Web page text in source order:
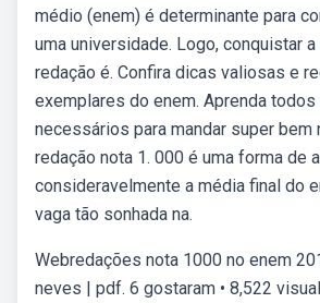
médio (enem) é determinante para
uma universidade. Logo, conquistar
redação é. Confira dicas valiosas e
exemplares do enem. Aprenda
necessários para mandar super bem
redação nota 1. 000 é uma forma de
consideravelmente a média final do
vaga tão sonhada na.
Webredações nota 1000 no enem
neves | pdf. 6 gostaram • 8,522